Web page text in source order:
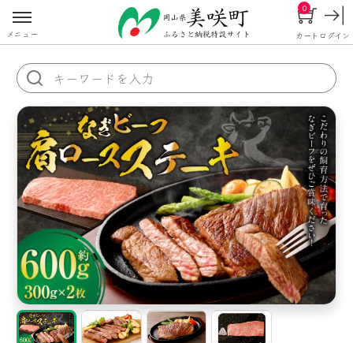
メニュー カート
0
ログイン